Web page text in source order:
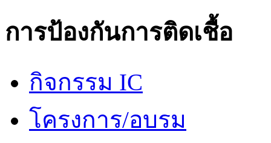
การป้องกันการติดเชื้อ
กิจกรรม IC
โครงการ/อบรม